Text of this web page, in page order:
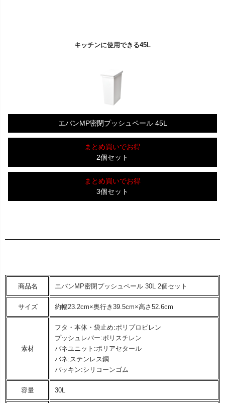
キッチンに使用できる45L
エバンMP密閉プッシュペール 45L
まとめ買いでお得
2個セット
まとめ買いでお得
3個セット
商品名 エバンMP密閉プッシュペール 30L 2個セット
サイズ 約幅23.2cm×奥行き39.5cm×高さ52.6cm
素材
フタ・本体・袋止め:ポリプロピレン
プッシュレバー:ポリスチレン
バネユニット:ポリアセタール
バネ:ステンレス鋼
パッキン:シリコーンゴム
容量 30L